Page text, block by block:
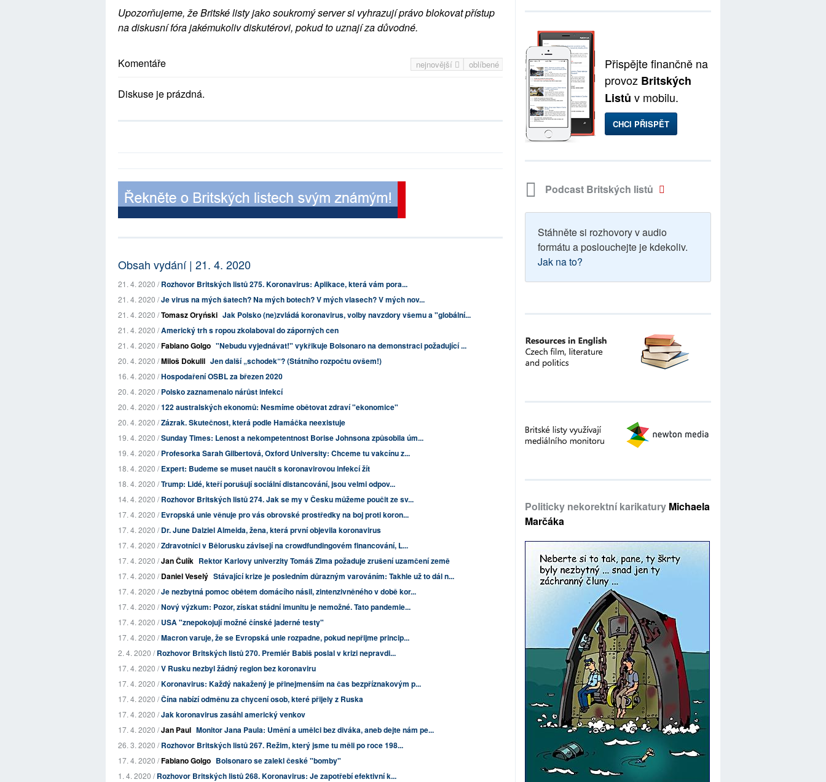
Upozorňujeme, že Britské listy jako soukromý server si vyhrazují právo blokovat přístup
na diskusní fóra jakémukoliv diskutérovi, pokud to uznají za důvodné.
nejnovější oblíbené
Komentáře
Diskuse je prázdná.
Obsah vydání | 21. 4. 2020
21. 4. 2020 /Rozhovor Britských listů 275. Koronavirus: Aplikace, která vám pora...
21. 4. 2020 /Je virus na mých šatech? Na mých botech? V mých vlasech? V mých nov...
21. 4. 2020 /Tomasz Oryński Jak Polsko (ne)zvládá koronavirus, volby navzdory všemu a "globální...
21. 4. 2020 /Americký trh s ropou zkolaboval do záporných cen
21. 4. 2020 /Fabiano Golgo "Nebudu vyjednávat!" vykřikuje Bolsonaro na demonstraci požadující ...
20. 4. 2020 /Miloš Dokulil Jen další „schodek“? (Státního rozpočtu ovšem!)
16. 4. 2020 /Hospodaření OSBL za březen 2020
20. 4. 2020 /Polsko zaznamenalo nárůst infekcí
20. 4. 2020 /122 australských ekonomů: Nesmíme obětovat zdraví "ekonomice"
20. 4. 2020 /Zázrak. Skutečnost, která podle Hamáčka neexistuje
19. 4. 2020 /Sunday Times: Lenost a nekompetentnost Borise Johnsona způsobila úm...
19. 4. 2020 /Profesorka Sarah Gilbertová, Oxford University: Chceme tu vakcínu z...
18. 4. 2020 /Expert: Budeme se muset naučit s koronavirovou infekcí žít
18. 4. 2020 /Trump: Lidé, kteří porušují sociální distancování, jsou velmi odpov...
14. 4. 2020 /Rozhovor Britských listů 274. Jak se my v Česku můžeme poučit ze sv...
17. 4. 2020 /Evropská unie věnuje pro vás obrovské prostředky na boj proti koron...
17. 4. 2020 /Dr. June Dalziel Almeida, žena, která první objevila koronavirus
17. 4. 2020 /Zdravotníci v Bělorusku závisejí na crowdfundingovém financování, L...
17. 4. 2020 /Jan Čulík Rektor Karlovy univerzity Tomáš Zima požaduje zrušení uzamčení země
17. 4. 2020 /Daniel Veselý Stávající krize je posledním důrazným varováním: Takhle už to dál n...
17. 4. 2020 /Je nezbytná pomoc obětem domácího násil, zintenzivněného v době kor...
17. 4. 2020 /Nový výzkum: Pozor, získat stádní imunitu je nemožné. Tato pandemie...
17. 4. 2020 /USA "znepokojují možné čínské jaderné testy"
17. 4. 2020 /Macron varuje, že se Evropská unie rozpadne, pokud nepřijme princip...
2. 4. 2020 /Rozhovor Britských listů 270. Premiér Babiš poslal v krizi nepravdi...
17. 4. 2020 /V Rusku nezbyl žádný region bez koronaviru
17. 4. 2020 /Koronavirus: Každý nakažený je přinejmenším na čas bezpříznakovým p...
17. 4. 2020 /Čína nabízí odměnu za chycení osob, které přijely z Ruska
17. 4. 2020 /Jak koronavirus zasáhl americký venkov
17. 4. 2020 /Jan Paul Monitor Jana Paula: Umění a umělci bez diváka, aneb dejte nám pe...
26. 3. 2020 /Rozhovor Britských listů 267. Režim, který jsme tu měli po roce 198...
17. 4. 2020 /Fabiano Golgo Bolsonaro se zalekl české "bomby"
1. 4. 2020 /Rozhovor Britských listů 268. Koronavirus: Je zapotřebí efektivní k...
Přispějte finančně na
provoz Britských
Listů v mobilu.
CHCI PŘISPĚT
Podcast Britských listů
Stáhněte si rozhovory v audio
formátu a poslouchejte je kdekoliv.
Jak na to?
Politicky nekorektní karikatury Michaela
Marčáka